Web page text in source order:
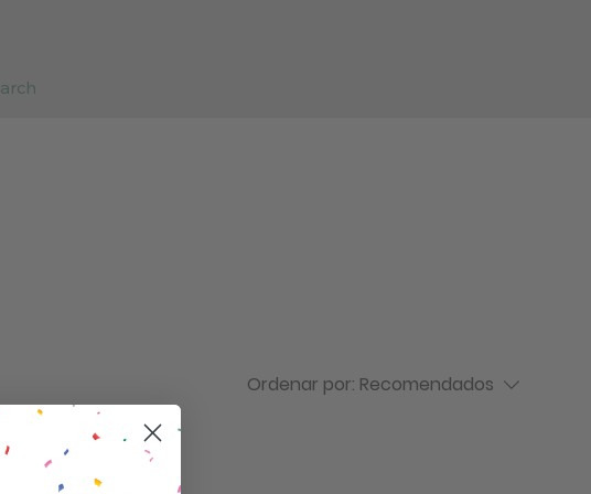
Ordenar por: Recomendados